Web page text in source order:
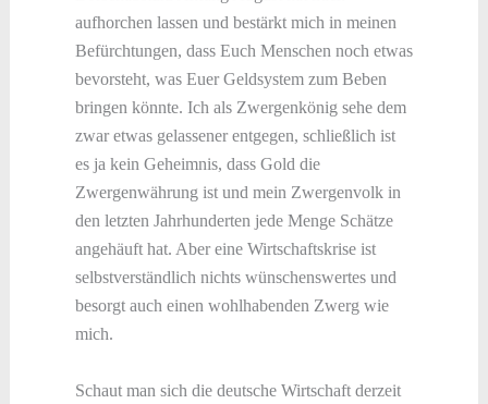
aufhorchen lassen und bestärkt mich in meinen
Befürchtungen, dass Euch Menschen noch etwas
bevorsteht, was Euer Geldsystem zum Beben
bringen könnte. Ich als Zwergenkönig sehe dem
zwar etwas gelassener entgegen, schließlich ist
es ja kein Geheimnis, dass Gold die
Zwergenwährung ist und mein Zwergenvolk in
den letzten Jahrhunderten jede Menge Schätze
angehäuft hat. Aber eine Wirtschaftskrise ist
selbstverständlich nichts wünschenswertes und
besorgt auch einen wohlhabenden Zwerg wie
mich.
Schaut man sich die deutsche Wirtschaft derzeit